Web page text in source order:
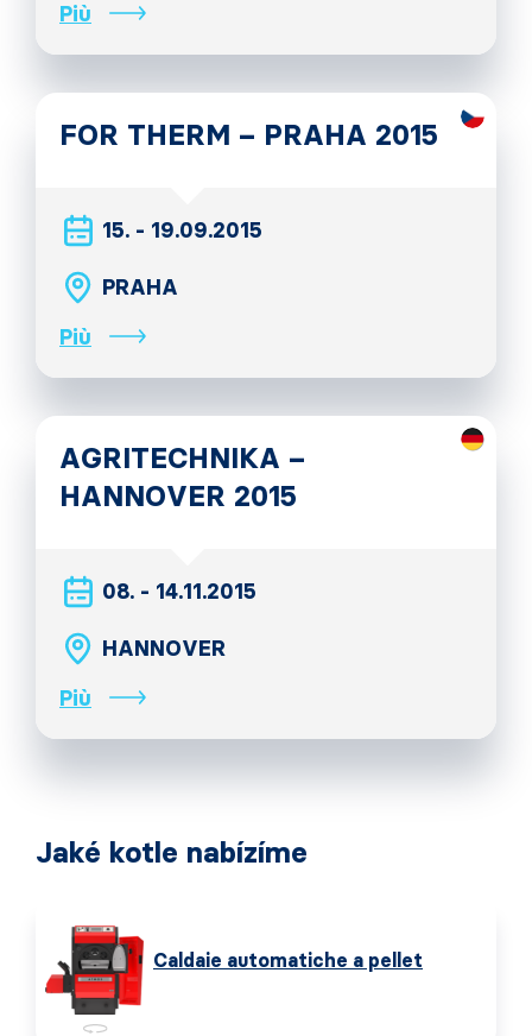
Più
FOR THERM – PRAHA 2015
15. - 19.09.2015
PRAHA
Più
AGRITECHNIKA –
HANNOVER 2015
08. - 14.11.2015
HANNOVER
Più
Jaké kotle nabízíme
Caldaie automatiche a pellet